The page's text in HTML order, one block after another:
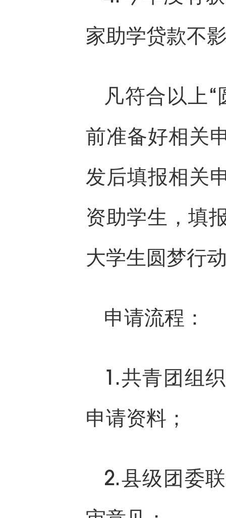
家助学贷款不
凡符合以上
前准备好相关
发后填报相关
资助学生，填
大学生圆梦行
申请流程：
1.共青团组
申请资料；
2.县级团委